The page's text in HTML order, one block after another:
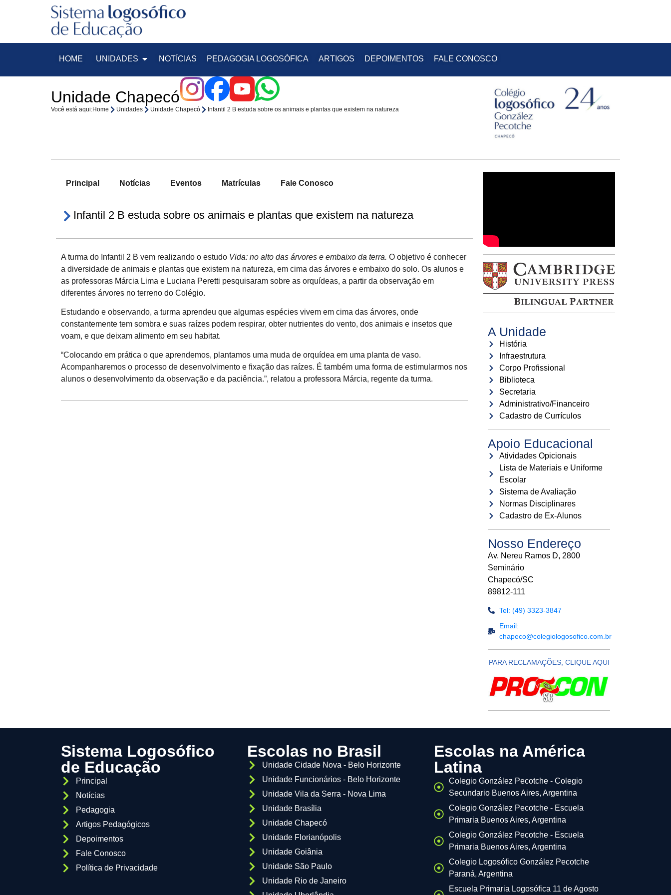
HOME UNIDADES NOTÍCIAS PEDAGOGIA LOGOSÓFICA ARTIGOS DEPOIMENTOS FALE CONOSCO
Unidade Chapecó
Você está aqui:Home Unidades Unidade Chapecó Infantil 2 B estuda sobre os animais e plantas que existem na natureza
Principal Notícias Eventos Matrículas Fale Conosco
Infantil 2 B estuda sobre os animais e plantas que existem na natureza
A turma do Infantil 2 B vem realizando o estudo Vida: no alto das árvores e embaixo da terra. O objetivo é conhecer
a diversidade de animais e plantas que existem na natureza, em cima das árvores e embaixo do solo. Os alunos e
as professoras Márcia Lima e Luciana Peretti pesquisaram sobre as orquídeas, a partir da observação em
diferentes árvores no terreno do Colégio.
Estudando e observando, a turma aprendeu que algumas espécies vivem em cima das árvores, onde
constantemente tem sombra e suas raízes podem respirar, obter nutrientes do vento, dos animais e insetos que
voam, e que deixam alimento em seu habitat.
“Colocando em prática o que aprendemos, plantamos uma muda de orquídea em uma planta de vaso.
Acompanharemos o processo de desenvolvimento e fixação das raízes. É também uma forma de estimularmos nos
alunos o desenvolvimento da observação e da paciência.”, relatou a professora Márcia, regente da turma.
A Unidade
História
Infraestrutura
Corpo Profissional
Biblioteca
Secretaria
Administrativo/Financeiro
Cadastro de Currículos
Apoio Educacional
Atividades Opicionais
Lista de Materiais e Uniforme
Escolar
Sistema de Avaliação
Normas Disciplinares
Cadastro de Ex-Alunos
Nosso Endereço
Av. Nereu Ramos D, 2800
Seminário
Chapecó/SC
89812-111
Tel: (49) 3323-3847
Email:
chapeco@colegiologosofico.com.br
PARA RECLAMAÇÕES, CLIQUE AQUI
Sistema Logosófico
de Educação
Principal
Notícias
Pedagogia
Artigos Pedagógicos
Depoimentos
Fale Conosco
Política de Privacidade
Escolas no Brasil
Unidade Cidade Nova - Belo Horizonte
Unidade Funcionários - Belo Horizonte
Unidade Vila da Serra - Nova Lima
Unidade Brasília
Unidade Chapecó
Unidade Florianópolis
Unidade Goiânia
Unidade São Paulo
Unidade Rio de Janeiro
Escolas na América
Latina
Colegio González Pecotche - Colegio
Secundario Buenos Aires, Argentina
Colegio González Pecotche - Escuela
Primaria Buenos Aires, Argentina
Colegio González Pecotche - Escuela
Primaria Buenos Aires, Argentina
Colegio Logosófico González Pecotche
Paraná, Argentina
Escuela Primaria Logosófica 11 de Agosto